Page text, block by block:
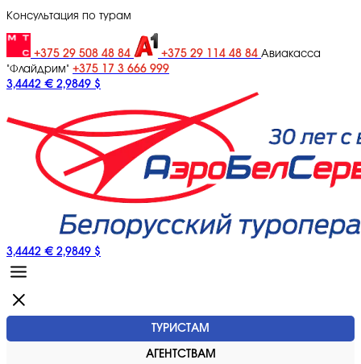
Консультация по турам
+375 29 508 48 84 +375 29 114 48 84 Авиакасса
"Флайдрим" +375 17 3 666 999
3,4442 € 2,9849 $
3,4442 € 2,9849 $
ТУРИСТАМ
АГЕНТСТВАМ